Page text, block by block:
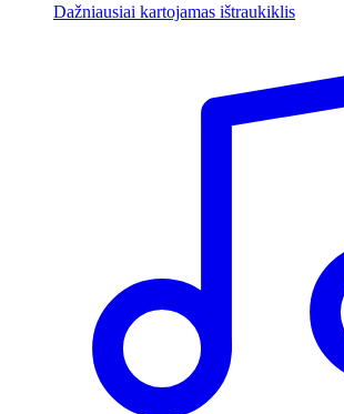
Dažniausiai kartojamas ištraukiklis